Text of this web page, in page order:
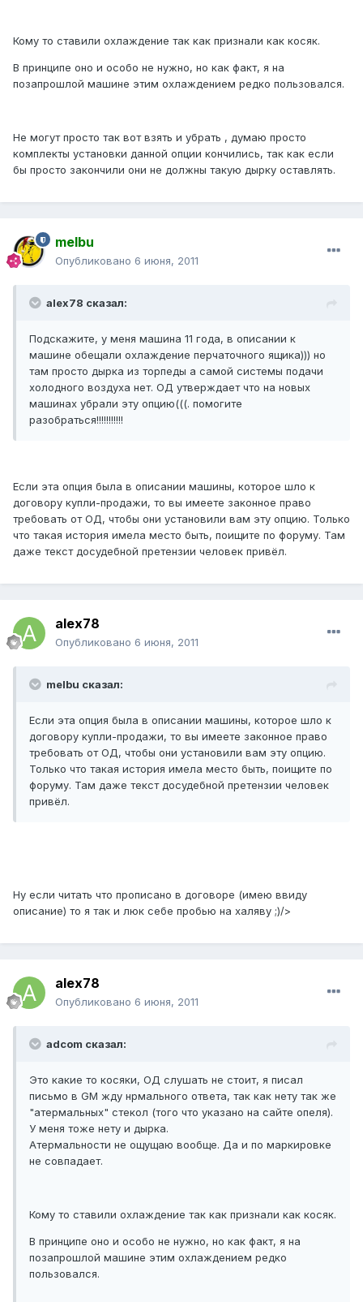
Кому то ставили охлаждение так как признали как косяк.
В принципе оно и особо не нужно, но как факт, я на
позапрошлой машине этим охлаждением редко пользовался.
Не могут просто так вот взять и убрать , думаю просто
комплекты установки данной опции кончились, так как если
бы просто закончили они не должны такую дырку оставлять.
melbu
Опубликовано 6 июня, 2011
alex78 сказал:
Подскажите, у меня машина 11 года, в описании к
машине обещали охлаждение перчаточного ящика))) но
там просто дырка из торпеды а самой системы подачи
холодного воздуха нет. ОД утверждает что на новых
машинах убрали эту опцию(((. помогите
разобраться!!!!!!!!!!!
Если эта опция была в описании машины, которое шло к
договору купли-продажи, то вы имеете законное право
требовать от ОД, чтобы они установили вам эту опцию. Только
что такая история имела место быть, поищите по форуму. Там
даже текст досудебной претензии человек привёл.
alex78
Опубликовано 6 июня, 2011
melbu сказал:
Если эта опция была в описании машины, которое шло к
договору купли-продажи, то вы имеете законное право
требовать от ОД, чтобы они установили вам эту опцию.
Только что такая история имела место быть, поищите по
форуму. Там даже текст досудебной претензии человек
привёл.
Ну если читать что прописано в договоре (имею ввиду
описание) то я так и люк себе пробью на халяву ;)/>
alex78
Опубликовано 6 июня, 2011
adcom сказал:
Это какие то косяки, ОД слушать не стоит, я писал
письмо в GM жду нрмального ответа, так как нету так же
"атермальных" стекол (того что указано на сайте опеля).
У меня тоже нету и дырка.
Атермальности не ощущаю вообще. Да и по маркировке
не совпадает.
Кому то ставили охлаждение так как признали как косяк.
В принципе оно и особо не нужно, но как факт, я на
позапрошлой машине этим охлаждением редко
пользовался.